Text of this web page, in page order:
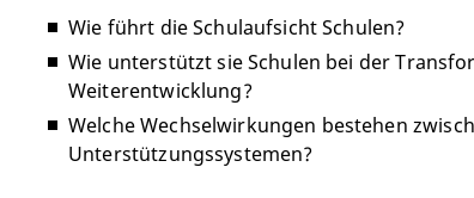
Wie führt die Schulaufsicht Schulen?
Wie unterstützt sie Schulen bei der
Weiterentwicklung?
Welche Wechselwirkungen bestehen
Unterstützungssystemen?